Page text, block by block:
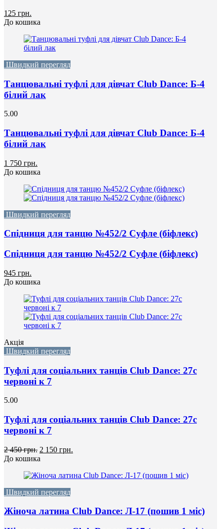
125 грн.
До кошика
Швидкий перегляд
Танцювальні туфлі для дівчат Club Dance: Б-4
білий лак
5.00
Танцювальні туфлі для дівчат Club Dance: Б-4
білий лак
1 750 грн.
До кошика
Швидкий перегляд
Спідниця для танцю №452/2 Суфле (біфлекс)
Спідниця для танцю №452/2 Суфле (біфлекс)
945 грн.
До кошика
Акція
Швидкий перегляд
Туфлі для соціальних танців Club Dance: 27с
червоні к 7
5.00
Туфлі для соціальних танців Club Dance: 27с
червоні к 7
2 450 грн. 2 150 грн.
До кошика
Швидкий перегляд
Жіноча латина Club Dance: Л-17 (пошив 1 міс)